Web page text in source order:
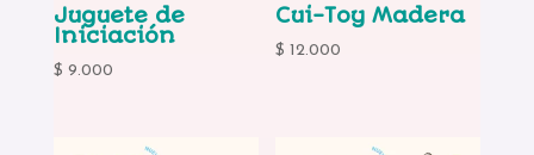
Juguete de
Iniciación
$ 9.000
Cui-Toy Madera
$ 12.000